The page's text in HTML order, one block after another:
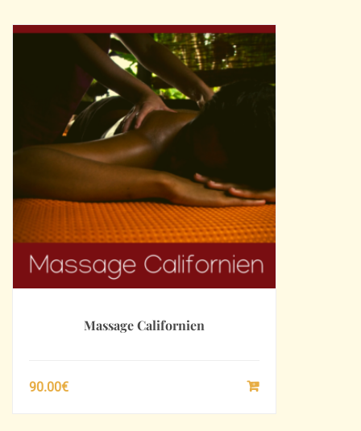
Massage Californien
90.00€
SÉLECTIONNEZ